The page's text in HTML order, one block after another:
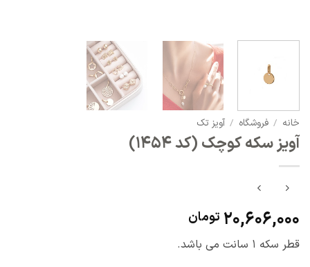
خانه / فروشگاه / آویز تک
آویز سکه کوچک (کد 1454)
20,606,000 تومان
قطر سکه 1 سانت می باشد.